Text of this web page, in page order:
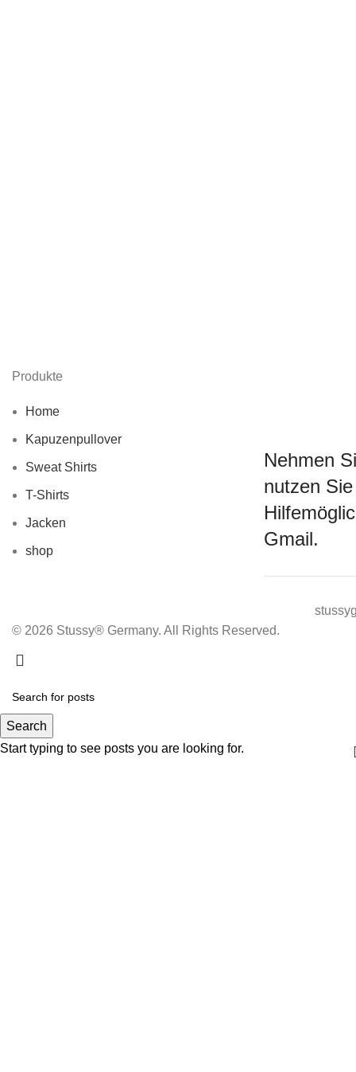
Produkte
Home
Kapuzenpullover
Sweat Shirts
T-Shirts
Jacken
shop
Nehmen
nutzen
Gmail.
© 2026 Stussy® Germany. All Rights Reserved.
Search
Start typing to see posts you are looking for.